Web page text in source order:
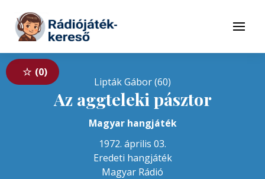
Tovább a tartalomhoz
Menü
0
Lipták Gábor (60)
Az aggteleki pásztor
Magyar hangjáték
1972. április 03.
Eredeti hangjáték
Magyar Rádió